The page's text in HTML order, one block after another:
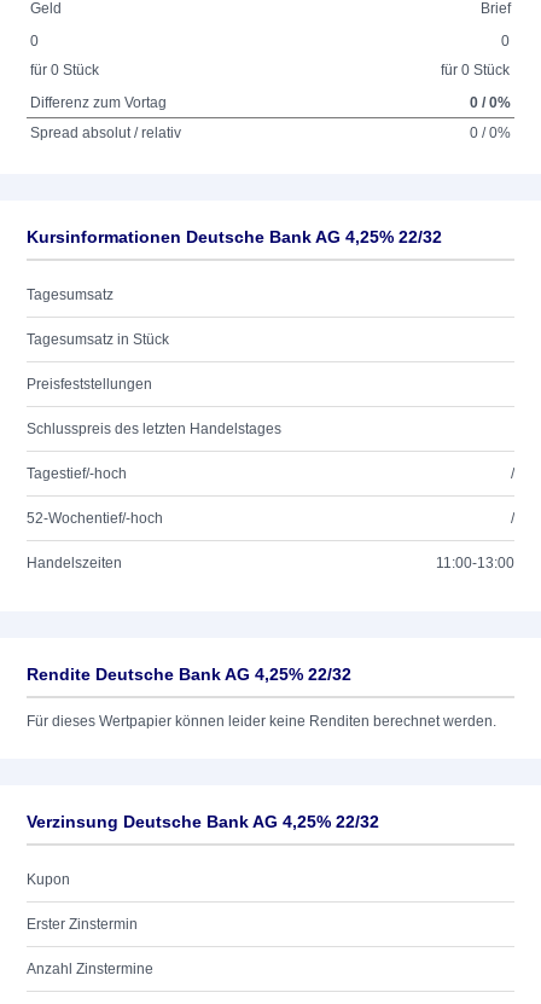
Geld
Brief
0
für 0 Stück
0
für 0 Stück
Differenz zum Vortag
0 / 0%
Spread absolut / relativ
0 / 0%
Kursinformationen Deutsche Bank AG 4,25% 22/32
Tagesumsatz
Tagesumsatz in Stück
Preisfeststellungen
Schlusspreis des letzten Handelstages
Tagestief/-hoch /
52-Wochentief/-hoch /
Handelszeiten 11:00-13:00
Rendite Deutsche Bank AG 4,25% 22/32
Für dieses Wertpapier können leider keine Renditen berechnet werden.
Verzinsung Deutsche Bank AG 4,25% 22/32
Kupon
Erster Zinstermin
Anzahl Zinstermine